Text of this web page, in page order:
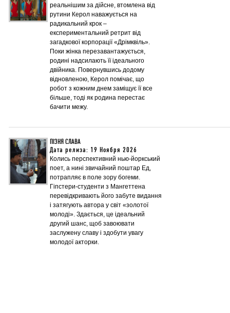
реальнішим за дійсне, втомлена від
рутини Керол наважується на
радикальний крок –
експериментальний ретрит від
загадкової корпорації «Дрімквіль».
Поки жінка перезавантажується,
родині надсилають її ідеального
двійника. Повернувшись додому
відновленою, Керол помічає, що
робот з кожним днем заміщує її все
більше, тоді як родина перестає
бачити межу.
ПІЗНЯ СЛАВА
Дата релиза: 19 Ноября 2026
Колись перспективний нью-йоркський
поет, а нині звичайний поштар Ед,
потрапляє в поле зору богеми.
Гіпстери-студенти з Мангеттена
перевідкривають його забуте видання
і затягують автора у світ «золотої
молоді». Здається, це ідеальний
другий шанс, щоб завоювати
заслужену славу і здобути увагу
молодої акторки.